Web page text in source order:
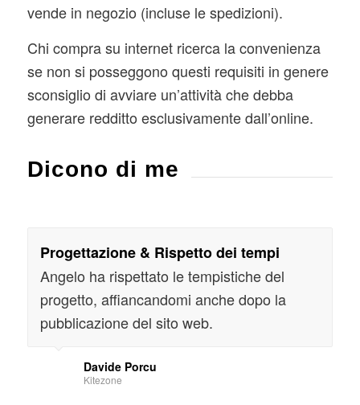
vende in negozio (incluse le spedizioni).
Chi compra su internet ricerca la convenienza
se non si posseggono questi requisiti in genere
sconsiglio di avviare un’attività che debba
generare redditto esclusivamente dall’online.
Dicono di me
Progettazione & Rispetto dei tempi
Angelo ha rispettato le tempistiche del
progetto, affiancandomi anche dopo la
pubblicazione del sito web.
Davide Porcu
Kitezone